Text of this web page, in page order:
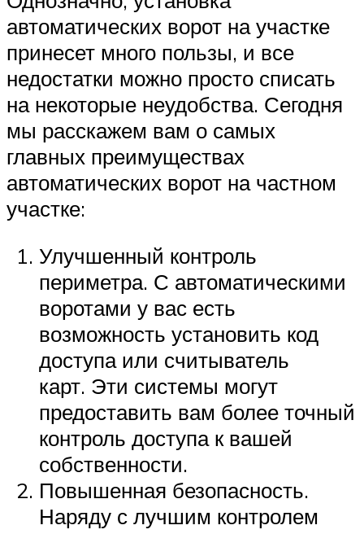
автоматических ворот на участке
принесет много пользы, и все
недостатки можно просто списать
на некоторые неудобства. Сегодня
мы расскажем вам о самых
главных преимуществах
автоматических ворот на частном
участке:
Улучшенный контроль
периметра. С автоматическими
воротами у вас есть
возможность установить код
доступа или считыватель
карт. Эти системы могут
предоставить вам более точный
контроль доступа к вашей
собственности.
Повышенная безопасность.
Наряду с лучшим контролем